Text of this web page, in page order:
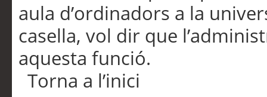
aula d’ordinadors a la
casella, vol dir que
aquesta funció.
Torna a l’inici